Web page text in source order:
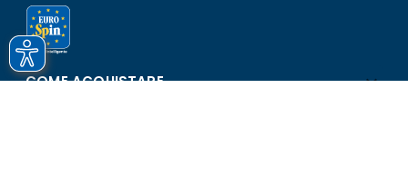
COME ACQUISTARE